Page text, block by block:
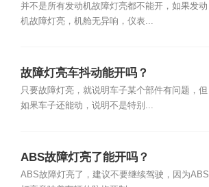
并不是所有发动机故障灯亮都不能开，如果发动
机故障灯亮，机舱无异响，仪表...
故障灯亮车抖动能开吗？
只要故障灯亮，就说明车子某个部件有问题，但
如果车子还能动，说明不是特别...
ABS故障灯亮了能开吗？
ABS故障灯亮了，建议不要继续驾驶，因为ABS